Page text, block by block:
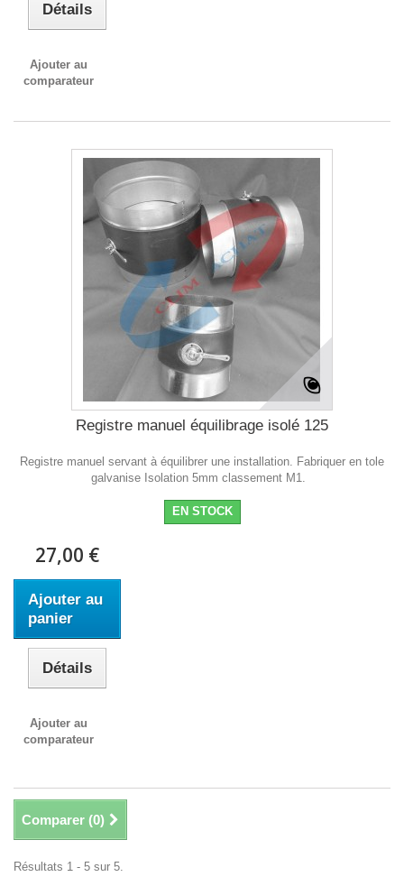
Détails
Ajouter au
comparateur
Registre manuel équilibrage isolé 125
Registre manuel servant à équilibrer une installation. Fabriquer en tole
galvanise Isolation 5mm classement M1.
EN STOCK
27,00 €
Ajouter au
panier
Détails
Ajouter au
comparateur
Comparer (0)
Résultats 1 - 5 sur 5.